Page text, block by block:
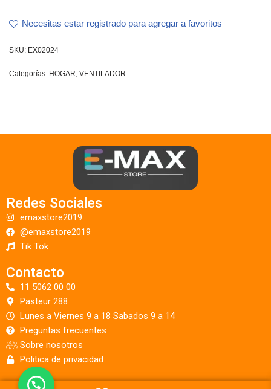
Necesitas estar registrado para agregar a favoritos
SKU: EX02024
Categorías: HOGAR, VENTILADOR
Redes Sociales
emaxstore2019
@emaxstore2019
Tik Tok
Contacto
11 5062 00 00
Pasteur 288
Lunes a Viernes 9 a 18 Sabados 9 a 14
Preguntas frecuentes
Sobre nosotros
Politica de privacidad